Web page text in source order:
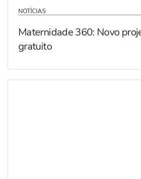
NOTÍCIAS
Maternidade 360: Novo
gratuito